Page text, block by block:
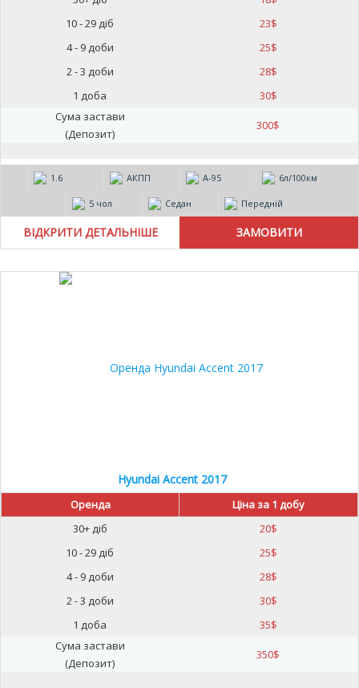
10 - 29 діб
23$
4 - 9 доби
25$
2 - 3 доби
28$
1 доба
30$
Сума застави
(Депозит)
300$
1.6 АКПП А-95 6л/100км
5 чол Седан Передній
ВІДКРИТИ ДЕТАЛЬНІШЕ
Hyundai Accent 2017
Оренда
Ціна за 1 добу
30+ діб
20$
10 - 29 діб
25$
4 - 9 доби
28$
2 - 3 доби
30$
1 доба
35$
Сума застави
(Депозит)
350$